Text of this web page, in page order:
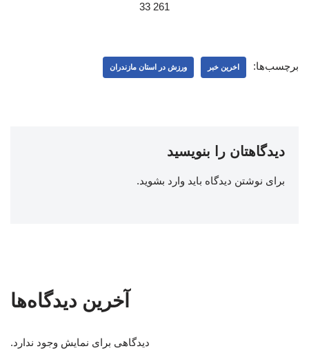
261 33
برچسب‌ها: اخرین خبر ورزش در استان مازندران
دیدگاهتان را بنویسید
برای نوشتن دیدگاه باید وارد بشوید.
آخرین دیدگاه‌ها
دیدگاهی برای نمایش وجود ندارد.